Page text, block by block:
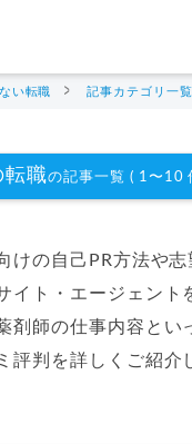
い転職 記事カテゴリ一覧
転職の記事一覧 ( 1〜10
けの自己PR方法や
イト・エージェント
剤師の仕事内容とい
評判を詳しくご紹介